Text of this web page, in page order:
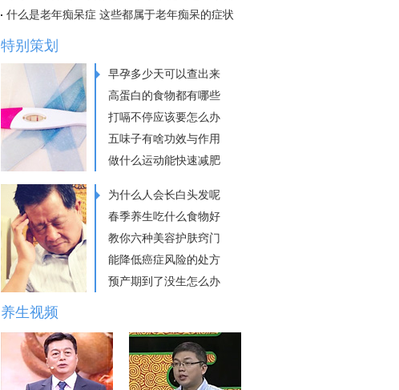
什么是老年痴呆症 这些都属于老年痴呆的症状
特别策划
早孕多少天可以查出来
高蛋白的食物都有哪些
打嗝不停应该要怎么办
五味子有啥功效与作用
做什么运动能快速减肥
为什么人会长白头发呢
春季养生吃什么食物好
教你六种美容护肤窍门
能降低癌症风险的处方
预产期到了没生怎么办
养生视频